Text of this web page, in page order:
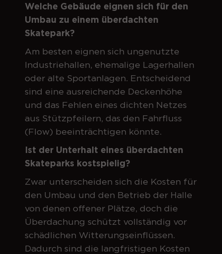
Welche Gebäude eignen sich für den
Umbau zu einem überdachten
Skatepark?
Am besten eignen sich ungenutzte
Industriehallen, ehemalige Lagerhallen
oder alte Sportanlagen. Entscheidend
sind eine ausreichende Deckenhöhe
und das Fehlen eines dichten Netzes
aus Stützpfeilern, das den Fahrfluss
(Flow) beeinträchtigen könnte.
Ist der Unterhalt eines überdachten
Skateparks kostspielig?
Zwar unterscheiden sich die Kosten für
den Umbau und den Betrieb der Halle
von denen offener Plätze, doch die
Überdachung schützt vollständig vor
schädlichen Witterungseinflüssen.
Dadurch sind die langfristigen Kosten